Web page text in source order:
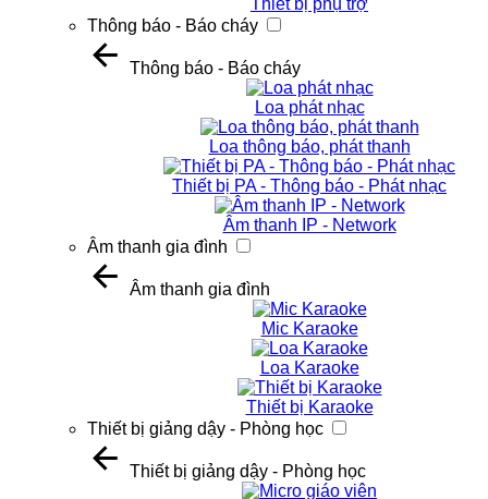
Thiết bị phụ trợ
Thông báo - Báo cháy
Thông báo - Báo cháy
Loa phát nhạc
Loa thông báo, phát thanh
Thiết bị PA - Thông báo - Phát nhạc
Âm thanh IP - Network
Âm thanh gia đình
Âm thanh gia đình
Mic Karaoke
Loa Karaoke
Thiết bị Karaoke
Thiết bị giảng dậy - Phòng học
Thiết bị giảng dậy - Phòng học